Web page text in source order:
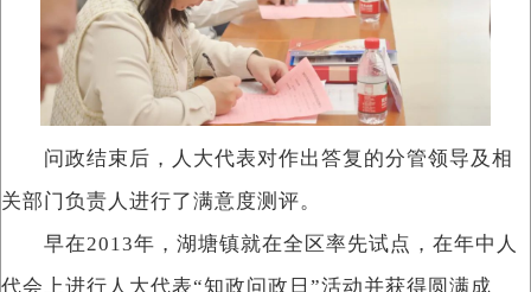
问政结束后，人大代表对作出答复的分管领导及相
关部门负责人进行了满意度测评。
早在2013年，湖塘镇就在全区率先试点，在年中人
代会上进行人大代表“知政问政日”活动并获得圆满成